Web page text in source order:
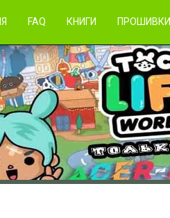
проблемы?
FAQ КНИГИ ПРОШИВКИ